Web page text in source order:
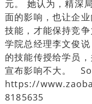
元。 她认为，精深
面的影响，也让企
技能，才能保持竞
学院总经理李文俊
的技能传授给学员
宣布影响不大。
https://
8185635